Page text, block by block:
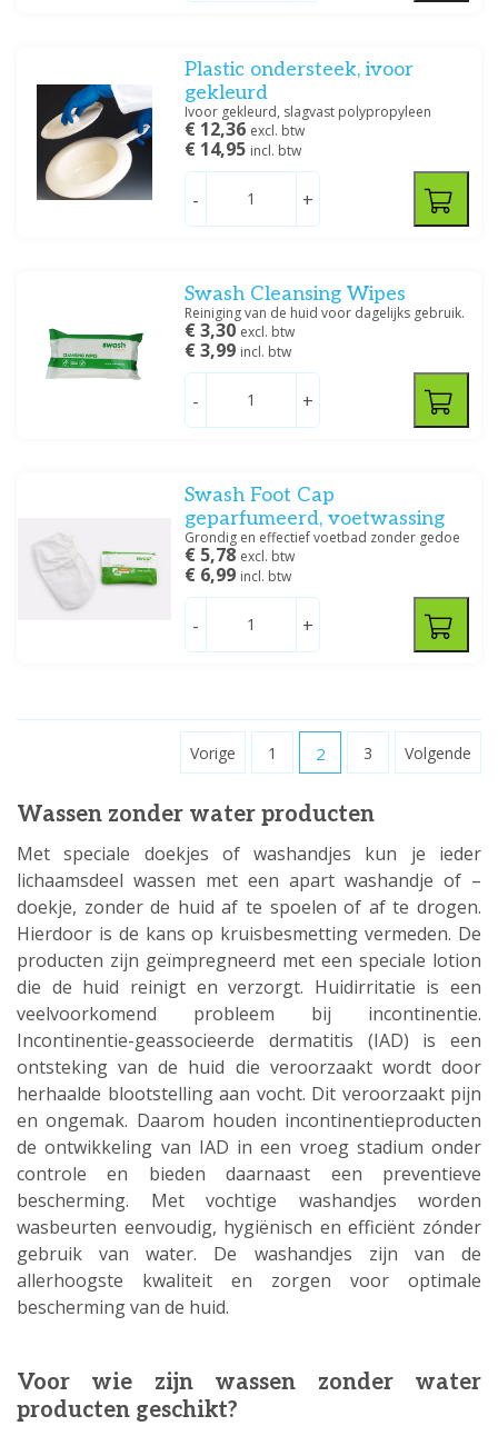
Plastic ondersteek, ivoor
gekleurd
Ivoor gekleurd, slagvast polypropyleen
€ 12,36 excl. btw
€ 14,95 incl. btw
- +
Swash Cleansing Wipes
Reiniging van de huid voor dagelijks gebruik.
€ 3,30 excl. btw
€ 3,99 incl. btw
- +
Swash Foot Cap
geparfumeerd, voetwassing
Grondig en effectief voetbad zonder gedoe
€ 5,78 excl. btw
€ 6,99 incl. btw
- +
Vorige 1 2 3 Volgende
Wassen zonder water producten
Met speciale doekjes of washandjes kun je ieder
lichaamsdeel wassen met een apart washandje of –
doekje, zonder de huid af te spoelen of af te drogen.
Hierdoor is de kans op kruisbesmetting vermeden. De
producten zijn geïmpregneerd met een speciale lotion
die de huid reinigt en verzorgt. Huidirritatie is een
veelvoorkomend probleem bij incontinentie.
Incontinentie-geassocieerde dermatitis (IAD) is een
ontsteking van de huid die veroorzaakt wordt door
herhaalde blootstelling aan vocht. Dit veroorzaakt pijn
en ongemak. Daarom houden incontinentieproducten
de ontwikkeling van IAD in een vroeg stadium onder
controle en bieden daarnaast een preventieve
bescherming. Met vochtige washandjes worden
wasbeurten eenvoudig, hygiënisch en efficiënt zónder
gebruik van water. De washandjes zijn van de
allerhoogste kwaliteit en zorgen voor optimale
bescherming van de huid.
Voor wie zijn wassen zonder water
producten geschikt?